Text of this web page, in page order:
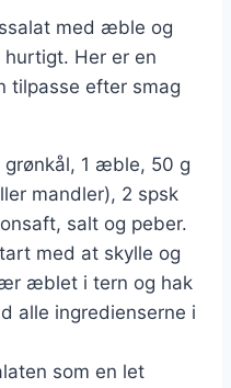
med æble og
Her er en
tilpasse efter smag
grønkål, 1 æble, 50 g
mandler), 2 spsk
salt og peber.
med at skylle og
æblet i tern og hak
alle ingredienserne i
som en let